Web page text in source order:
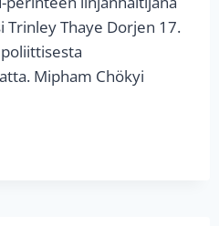
Trinley Thaye Dorjen 17.
Mipham Chökyi